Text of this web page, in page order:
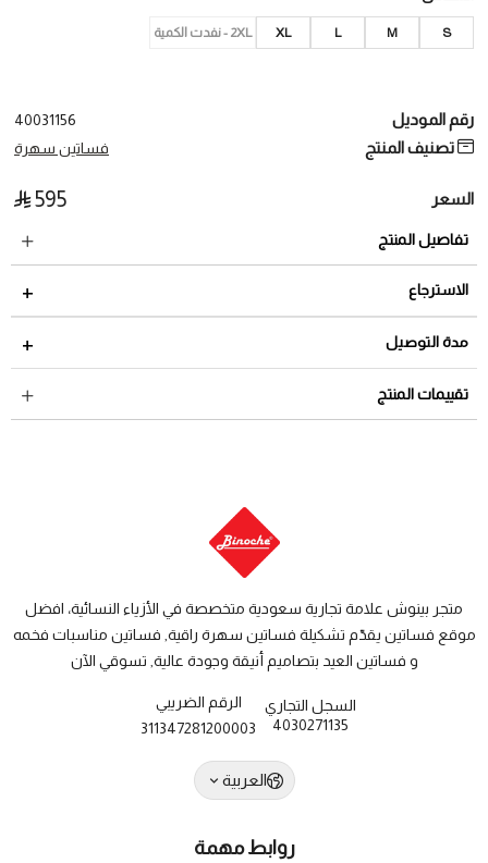
S
M
L
XL 2XL - نفدت الكمية
رقم الموديل 40031156
تصنيف المنتج فساتين سهرة
السعر 595
تفاصيل المنتج
الاسترجاع
مدة الاسترجاع 2 أيام من تاريخ استلام الطلب
لمراجعة سياسة الاسترجاع عبر الرابط التالي
مدة التوصيل
داخل السعودية: من 3 الى 8 أيام عمل
تقييمات المنتج
متجر بينوش علامة تجارية سعودية متخصصة في الأزياء النسائية، افضل
موقع فساتين يقدّم تشكيلة فساتين سهرة راقية, فساتين مناسبات فخمه
و فساتين العيد بتصاميم أنيقة وجودة عالية, تسوقي الآن
السجل التجاري
4030271135
الرقم الضريبي
311347281200003
العربية
روابط مهمة